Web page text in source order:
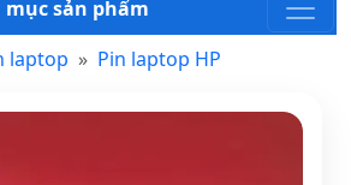
mục sản phẩm
laptop Pin laptop HP